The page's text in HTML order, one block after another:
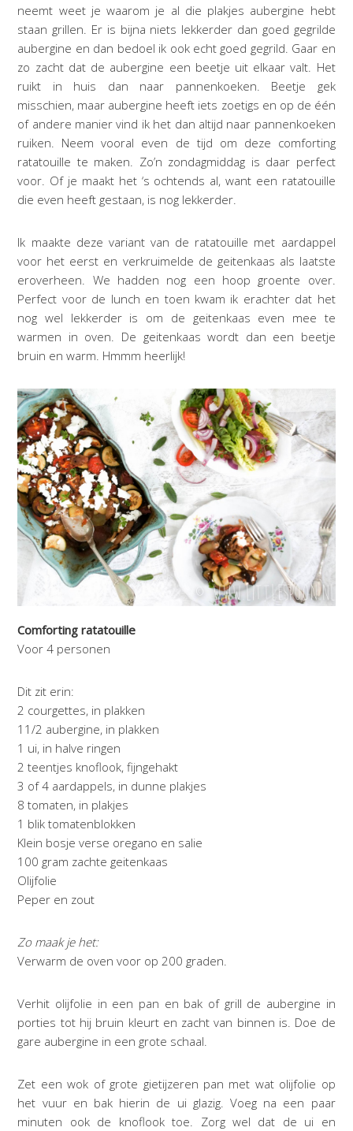
neemt weet je waarom je al die plakjes aubergine hebt
staan grillen. Er is bijna niets lekkerder dan goed gegrilde
aubergine en dan bedoel ik ook echt goed gegrild. Gaar en
zo zacht dat de aubergine een beetje uit elkaar valt. Het
ruikt in huis dan naar pannenkoeken. Beetje gek
misschien, maar aubergine heeft iets zoetigs en op de één
of andere manier vind ik het dan altijd naar pannenkoeken
ruiken. Neem vooral even de tijd om deze comforting
ratatouille te maken. Zo’n zondagmiddag is daar perfect
voor. Of je maakt het ‘s ochtends al, want een ratatouille
die even heeft gestaan, is nog lekkerder.
Ik maakte deze variant van de ratatouille met aardappel
voor het eerst en verkruimelde de geitenkaas als laatste
eroverheen. We hadden nog een hoop groente over.
Perfect voor de lunch en toen kwam ik erachter dat het
nog wel lekkerder is om de geitenkaas even mee te
warmen in oven. De geitenkaas wordt dan een beetje
bruin en warm. Hmmm heerlijk!
Comforting ratatouille
Voor 4 personen
Dit zit erin:
2 courgettes, in plakken
11/2 aubergine, in plakken
1 ui, in halve ringen
2 teentjes knoflook, fijngehakt
3 of 4 aardappels, in dunne plakjes
8 tomaten, in plakjes
1 blik tomatenblokken
Klein bosje verse oregano en salie
100 gram zachte geitenkaas
Olijfolie
Peper en zout
Zo maak je het:
Verwarm de oven voor op 200 graden.
Verhit olijfolie in een pan en bak of grill de aubergine in
porties tot hij bruin kleurt en zacht van binnen is. Doe de
gare aubergine in een grote schaal.
Zet een wok of grote gietijzeren pan met wat olijfolie op
het vuur en bak hierin de ui glazig. Voeg na een paar
minuten ook de knoflook toe. Zorg wel dat de ui en